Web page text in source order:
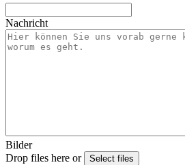
Nachricht
Bilder
Drop files here or
Select files